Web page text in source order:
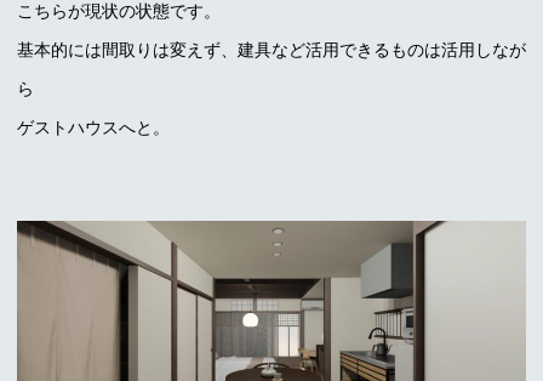
こちらが現状の状態です。
基本的には間取りは変えず、建具など活用できるものは活用しなが
ら
ゲストハウスへと。